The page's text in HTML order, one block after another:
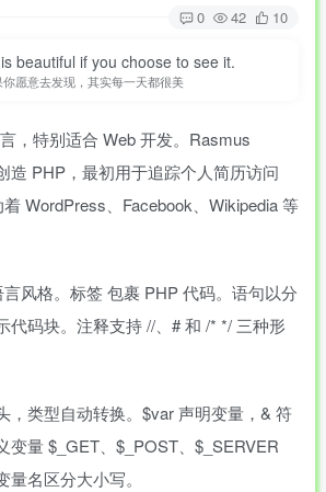
0 42 10
beautiful if you choose to see it.
你愿意去发现，其实每一天都很美
，特别适合 Web 开发。Rasmus
造 PHP，最初用于追踪个人简历访问
WordPress、Facebook、Wikipedia 等
风格。标签包裹 PHP 代码。语句以分
代码块。注释支持 //、# 和 /* */ 三种形
，类型自动转换。$var 声明变量，& 符
变量 $_GET、$_POST、$_SERVER
名区分大小写。